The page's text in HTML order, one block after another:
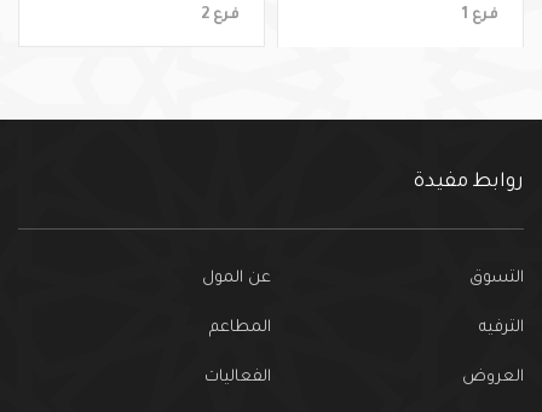
فرع 1
فرع 2
روابط مفيدة
عن المول التسوق
المطاعم الترفيه
الفعاليات العروض